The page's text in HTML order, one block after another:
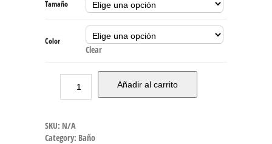
Tamaño
Color
Clear
Añadir al carrito
SKU: N/A
Category: Baño